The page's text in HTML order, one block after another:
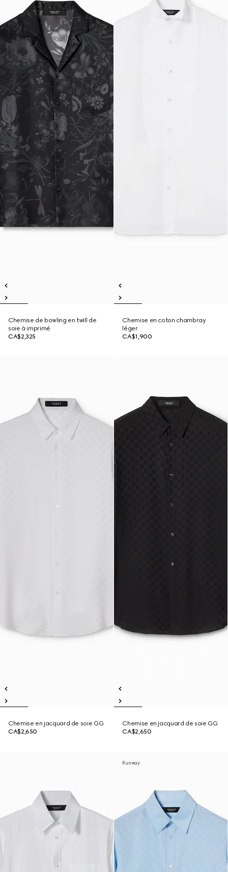
Chemise de bowling en twill de
soie à imprimé
CA$2,325
Chemise en coton chambray
léger
CA$1,900
Chemise en jacquard de soie GG
CA$2,650
Chemise en jacquard de soie GG
CA$2,650
Runway